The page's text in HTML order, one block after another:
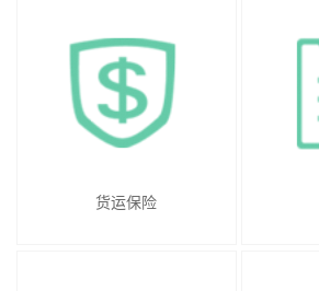
货运保险